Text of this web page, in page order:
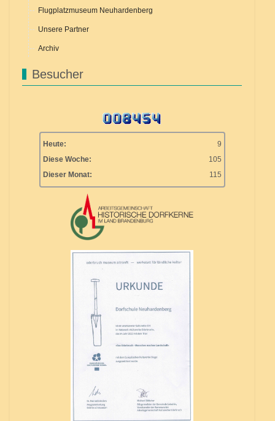
Flugplatzmuseum Neuhardenberg
Unsere Partner
Archiv
Besucher
Heute:
9
Diese Woche:
105
Dieser Monat:
115